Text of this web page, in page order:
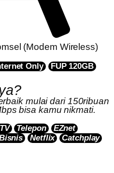
(Modem Wireless)
Only FUP 120GB
mulai dari 150ribuan
bisa kamu nikmati.
Telepon
EZnet
Netflix Catchplay